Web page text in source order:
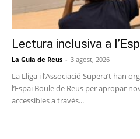
Lectura inclusiva a
La Guia de Reus - 3 agost, 2026
La Lliga i l’Associació Supera’t han
l’Espai Boule de Reus per apropar
accessibles a través...